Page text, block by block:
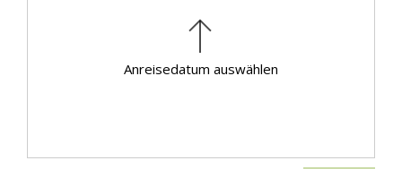
Anreisedatum auswählen